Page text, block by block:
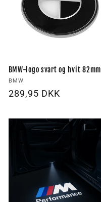
BMW-logo svart og hvit 82mm
Forhandler:
BMW
Vanlig
289,95 DKK